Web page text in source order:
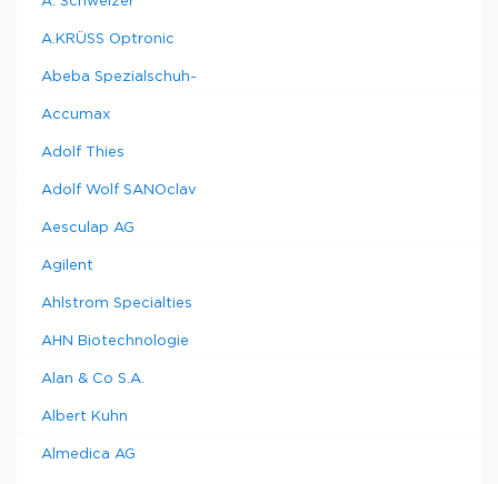
A.KRÜSS Optronic
Abeba Spezialschuh-
Accumax
Adolf Thies
Adolf Wolf SANOclav
Aesculap AG
Agilent
Ahlstrom Specialties
AHN Biotechnologie
Alan & Co S.A.
Albert Kuhn
Almedica AG